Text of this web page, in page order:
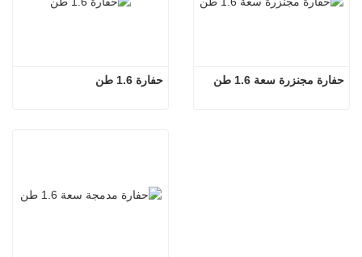
حفارة 1.6 طن حفارة مجنزرة سعة 1.6 طن